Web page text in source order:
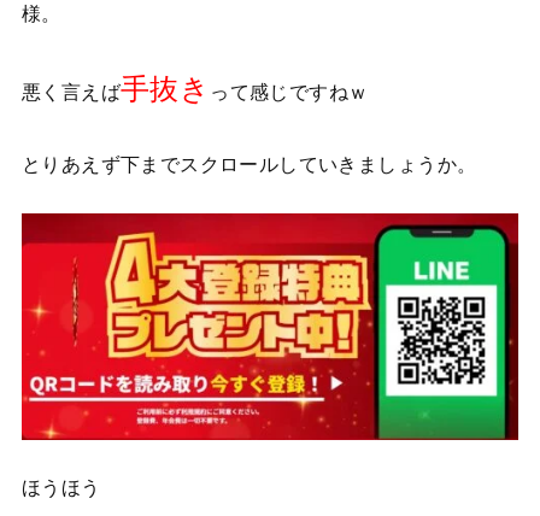
様。
悪く言えば手抜き って感じですねｗ
とりあえず下までスクロールしていきましょうか。
ほうほう